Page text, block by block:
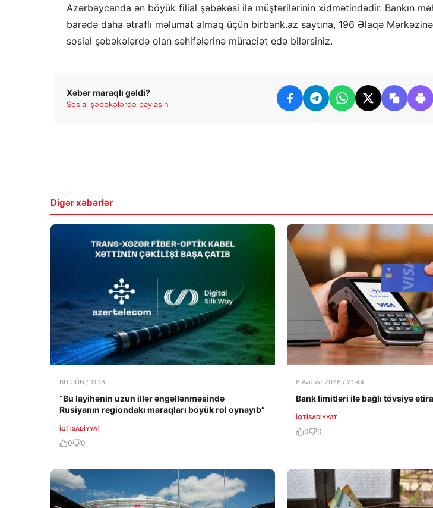
Azərbaycanda ən böyük filial şəbəkəsi ilə müştərilərinin xidmətindədir. Bankın
barədə daha ətraflı məlumat almaq üçün birbank.az saytına, 196 Əlaqə
sosial şəbəkələrdə olan səhifələrinə müraciət edə bilərsiniz.
Xəbər maraqlı gəldi?
Sosial şəbəkələrdə paylaşın
Digər xəbərlər
BU GÜN / 11:18
“Bu layihənin uzun illər əngəllənməsində
Rusiyanın regiondakı maraqları böyük rol oynayıb”
İQTISADIYYAT
0 0
6 Avqust 2026 / 21:44
Bank limitləri ilə bağlı tövsiyə
İQTISADIYYAT
0 0